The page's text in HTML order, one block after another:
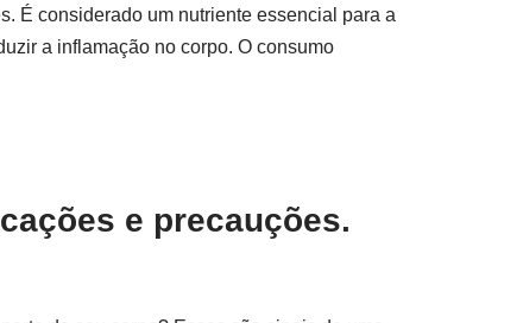
É considerado um nutriente essencial para a
a inflamação no corpo. O consumo
e precauções.